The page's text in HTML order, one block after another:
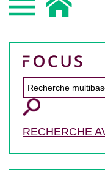
RECHERCHE